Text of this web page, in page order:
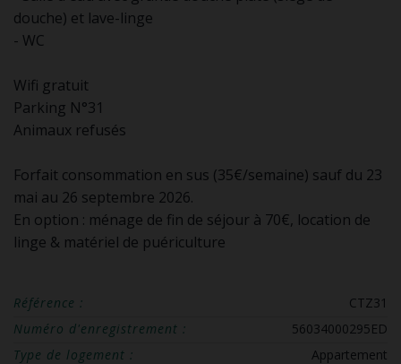
douche) et lave-linge
- WC
Wifi gratuit
Parking N°31
Animaux refusés
Forfait consommation en sus (35€/semaine) sauf du 23
mai au 26 septembre 2026.
En option : ménage de fin de séjour à 70€, location de
linge & matériel de puériculture
Référence :
CTZ31
Numéro d'enregistrement :
56034000295ED
Type de logement :
Appartement